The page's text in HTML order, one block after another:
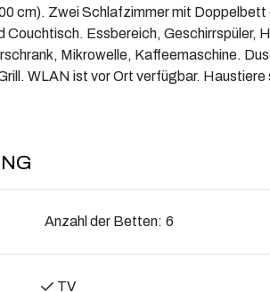
cm). Zwei Schlafzimmer mit Doppelbett
Couchtisch. Essbereich, Geschirrspüler,
Mikrowelle, Kaffeemaschine.
WLAN ist vor Ort verfügbar.
Anzahl der Betten: 6
TV